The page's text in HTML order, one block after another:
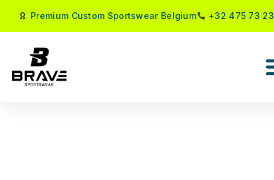
Premium Custom Sportswear Belgium +32 475 73